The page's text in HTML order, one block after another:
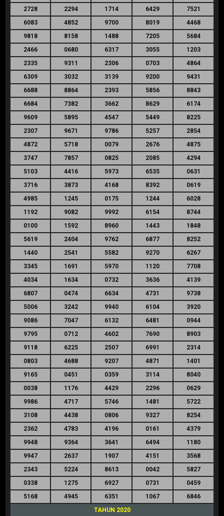
2728 2294 1714 6429
7521
6083
4852 9700 8019
4468
9818
8158 1488 7205
5684
2466
0680 6317 3055
1203
2335
9311 2306 0703
4864
6309
3032 3139 9200
9431
6688
8864 2393 5856
8843
6684
7382 3662 8629
6174
9609
5895 4547 5449
8225
2307
9671 9786 5257
2854
4872
5718 0079 2676
4875
3747
7857 0825 2085
4294
5103
4416 5973 6535
0631
3716
3873 4168 8392
0619
4985
1245 0175 1244
6028
1192
9082 9992 6154
8744
0100
1592 8960 1443
1848
5619
2404 9762 6877
8252
1440
2541 5582 9270
6267
3345
1691 5970 1120
7708
4034
1634 0732 3636
4139
6807
0474 6634 4731
9738
5006
3242 9940 6104
3920
9086
7047 6132 6481
0944
9795
0712 4602 7690
8903
9118
6225 2507 6991
2314
0803
4688 9207 4871
1401
9165
0451 0359 3114
8040
0038
1176 4429 2296
0629
9986
4717 5746 1481
5722
3108
4438 0806 9327
8254
2362
4783 4196 0161
4379
9948
9364 3641 6494
1180
9947
2637 1907 4151
3568
2343
5224 8613 0042
5827
0338
1275 6927 0731
0459
5168
4945 6351 1067
6846
TAHUN 2020